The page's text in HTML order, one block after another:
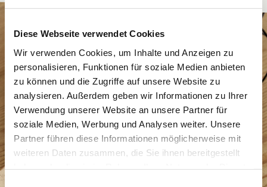
Diese Webseite verwendet Cookies
Wir verwenden Cookies, um Inhalte und Anzeigen zu
personalisieren, Funktionen für soziale Medien anbieten
zu können und die Zugriffe auf unsere Website zu
analysieren. Außerdem geben wir Informationen zu Ihrer
Verwendung unserer Website an unsere Partner für
soziale Medien, Werbung und Analysen weiter. Unsere
Partner führen diese Informationen möglicherweise mit
weiteren Daten zusammen, die Sie ihnen bereitgestellt